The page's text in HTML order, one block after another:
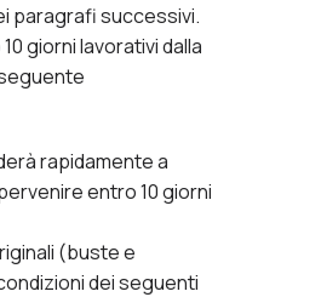
paragrafi successivi.
giorni lavorativi dalla
rapidamente a
entro 10 giorni
(buste e
dei seguenti